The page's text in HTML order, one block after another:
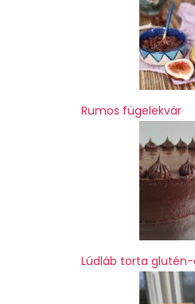
Rumos fügelekvár
Lúdláb torta